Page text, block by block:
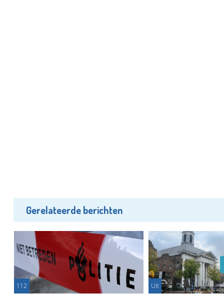
Gerelateerde berichten
112 Uit